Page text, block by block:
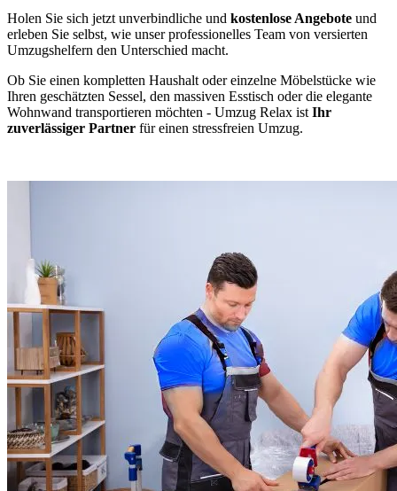
Holen Sie sich jetzt unverbindliche und kostenlose Angebote und
erleben Sie selbst, wie unser professionelles Team von versierten
Umzugshelfern den Unterschied macht.
Ob Sie einen kompletten Haushalt oder einzelne Möbelstücke wie
Ihren geschätzten Sessel, den massiven Esstisch oder die elegante
Wohnwand transportieren möchten - Umzug Relax ist Ihr
zuverlässiger Partner für einen stressfreien Umzug.